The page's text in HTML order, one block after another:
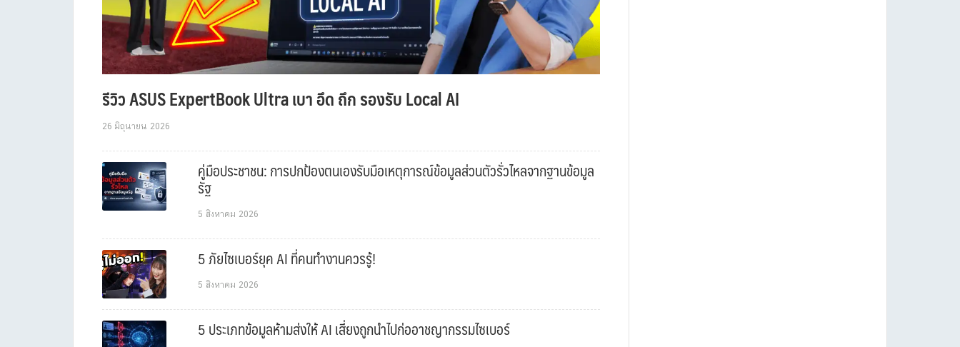
รีวิว ASUS ExpertBook Ultra เบา อึด ถึก รองรับ Local AI
26 มิถุนายน 2026
คู่มือประชาชน: การปกป้องตนเองรับมือเหตุการณ์ข้อมูลส่วนตัวรั่วไหลจากฐานข้อมูล
รัฐ
5 สิงหาคม 2026
5 ภัยไซเบอร์ยุค AI ที่คนทำงานควรรู้!
5 สิงหาคม 2026
5 ประเภทข้อมูลห้ามส่งให้ AI เสี่ยงถูกนำไปก่ออาชญากรรมไซเบอร์